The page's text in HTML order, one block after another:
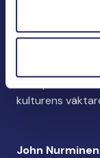
kulturens
John